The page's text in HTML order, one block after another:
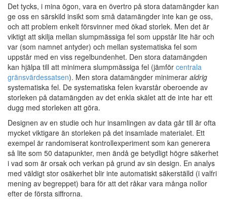
Det tycks, i mina ögon, vara en övertro på stora datamängder kan
ge oss en särskild insikt som små datamängder inte kan ge oss,
och att problem enkelt försvinner med ökad storlek. Men det är
viktigt att skilja mellan slumpmässiga fel som uppstår lite här och
var (som namnet antyder) och mellan systematiska fel som
uppstår med en viss regelbundenhet. Den stora datamängden
kan hjälpa till att minimera slumpmässiga fel (jämför centrala
gränsvärdessatsen). Men stora datamängder minimerar aldrig
systematiska fel. De systematiska felen kvarstår oberoende av
storleken på datamängden av det enkla skälet att de inte har ett
dugg med storleken att göra.
Designen av en studie och hur insamlingen av data går till är ofta
mycket viktigare än storleken på det insamlade materialet. Ett
exempel är randomiserat kontrollexperiment som kan generera
så lite som 50 datapunkter, men ändå ge betydligt högre säkerhet
i vad som är orsak och verkan på grund av sin design. En analys
med väldigt stor osäkerhet blir inte automatiskt säkerställd (i valfri
mening av begreppet) bara för att det råkar vara många nollor
efter de första siffrorna.